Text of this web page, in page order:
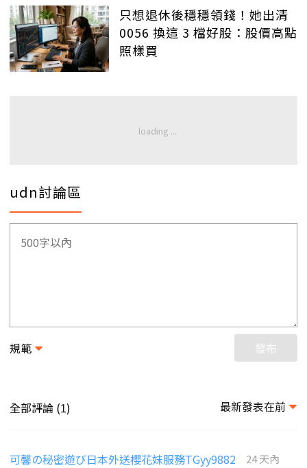
只想退休後穩穩領錢！她出清
0056 換這 3 檔好股：股價高點
照樣買
udn討論區
規範 發布
全部評論 (1) 最新發表在前
可馨の秘密遊び日本外送櫻花妹服務TGyy9882 24 天內